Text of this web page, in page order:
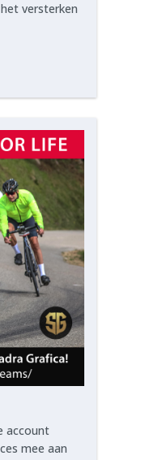
versterken
account
mee aan